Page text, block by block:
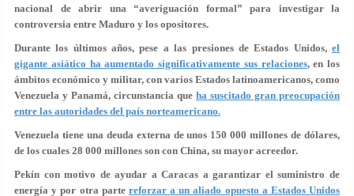
nacional de abrir una “averiguación formal” para investigar la
controversia entre Maduro y los opositores.
Durante los últimos años, pese a las presiones de Estados Unidos, el
gigante asiático ha aumentado significativamente sus relaciones, en los
ámbitos económico y militar, con varios Estados latinoamericanos, como
Venezuela y Panamá, circunstancia que ha suscitado gran preocupación
entre las autoridades del país norteamericano.
Venezuela tiene una deuda externa de unos 150 000 millones de dólares,
de los cuales 28 000 millones son con China, su mayor acreedor.
Pekín con motivo de ayudar a Caracas a garantizar el suministro de
energía y por otra parte reforzar a un aliado opuesto a Estados Unidos